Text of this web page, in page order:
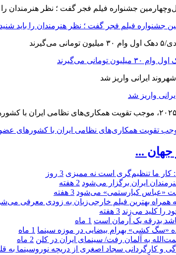
جشنواره فیلم فجر گفت ؛ نظر هنرمندان را باید شنید
جهان ...
کار ما تنظیم‌گری است نه ممیزی 3 روز
ایران برگزار می‌شود 2 هفته
«عباس کیارستمی» می‌شود 3 هفته
بهترین فیلم خارجی‌زبان به زودی معرفی
را کلید می‌زند 3 هفته
بدرقه یک آرمان است 1 ماه
«سگ کشی» بهرام بیضایی در موزه سینما 1 ماه
به آلمان رفت/ سینمای ایران در کلن 2 ماه
و کارگردانی سجاد اصغری از دریچه نوروسینما به